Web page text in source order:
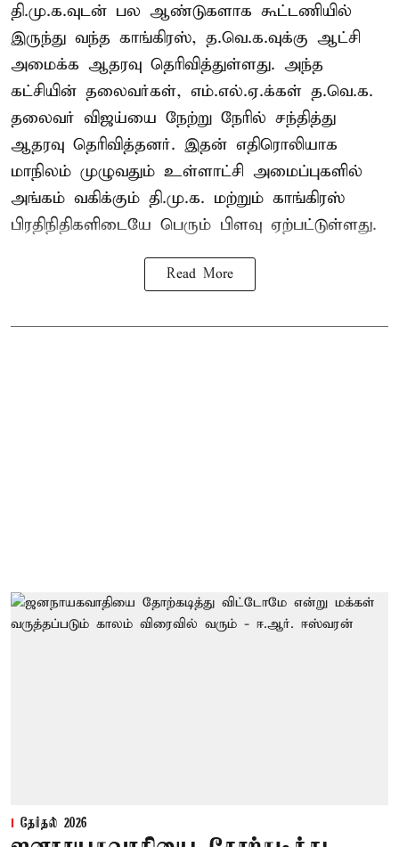
தி.மு.க.வுடன் பல ஆண்டுகளாக கூட்டணியில்
இருந்து வந்த காங்கிரஸ், த.வெ.க.வுக்கு ஆட்சி
அமைக்க ஆதரவு தெரிவித்துள்ளது. அந்த
கட்சியின் தலைவர்கள், எம்.எல்.ஏ.க்கள் த.வெ.க.
தலைவர் விஜய்யை நேற்று நேரில் சந்தித்து
ஆதரவு தெரிவித்தனர். இதன் எதிரொலியாக
மாநிலம் முழுவதும் உள்ளாட்சி அமைப்புகளில்
அங்கம் வகிக்கும் தி.மு.க. மற்றும் காங்கிரஸ்
பிரதிநிதிகளிடையே பெரும் பிளவு ஏற்பட்டுள்ளது.
Read More
தேர்தல் 2026